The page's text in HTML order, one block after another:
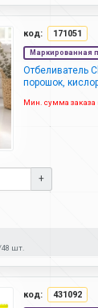
код: 171051
Маркированная
Отбеливатель
порошок,
Мин. сумма заказа
+
48 шт.
код: 431092